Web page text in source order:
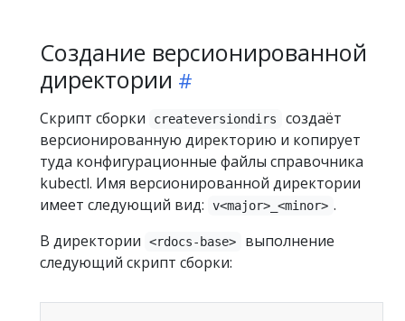
Создание версионированной
директории
Скрипт сборки createversiondirs
создаёт
версионированную директорию и копирует
туда конфигурационные файлы справочника
kubectl. Имя версионированной директории
имеет следующий вид:
v<major>_<minor> .
В директории
<rdocs-base>
выполнение
следующий скрипт сборки: